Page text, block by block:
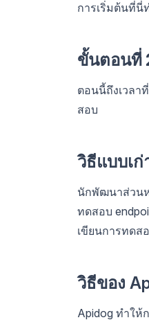
การเริ่มต้นที่
ขั้นตอนที่
ตอนนี้ถึงเวลา
สอบ
วิธีแบบเ
นักพัฒนาส่วนห
ทดสอบ
เขียนการทดส
วิธีของ
Apidog ทำใ